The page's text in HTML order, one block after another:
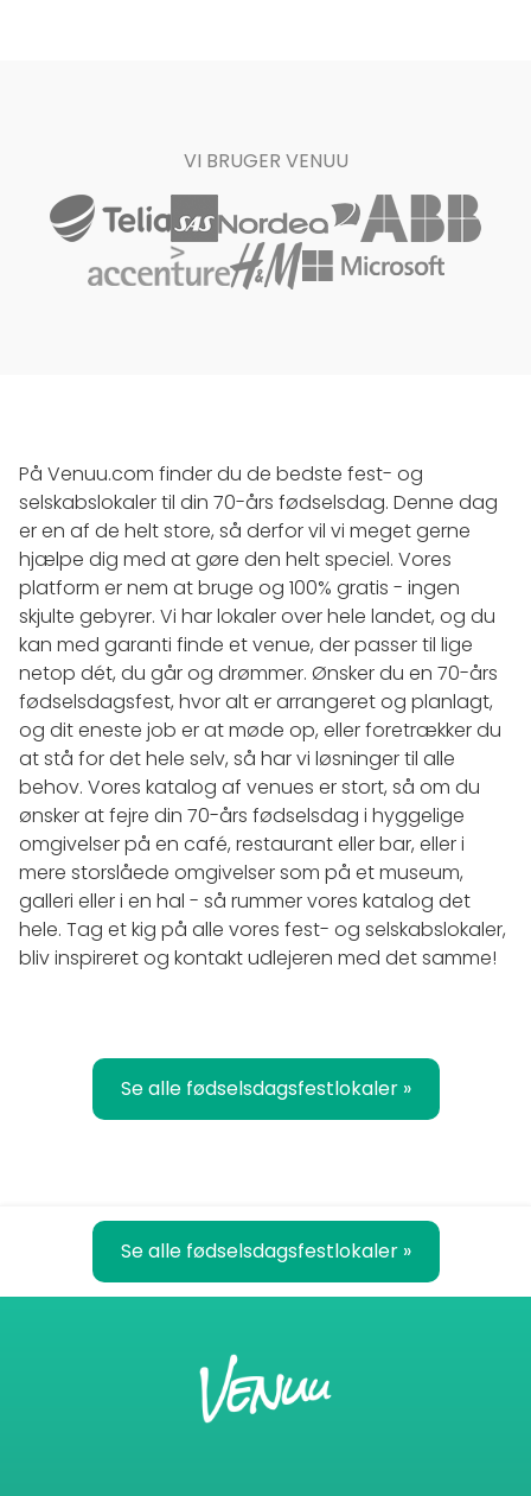
VI BRUGER VENUU
På Venuu.com finder du de bedste fest- og
selskabslokaler til din 70-års fødselsdag. Denne dag
er en af de helt store, så derfor vil vi meget gerne
hjælpe dig med at gøre den helt speciel. Vores
platform er nem at bruge og 100% gratis - ingen
skjulte gebyrer. Vi har lokaler over hele landet, og du
kan med garanti finde et venue, der passer til lige
netop dét, du går og drømmer. Ønsker du en 70-års
fødselsdagsfest, hvor alt er arrangeret og planlagt,
og dit eneste job er at møde op, eller foretrækker du
at stå for det hele selv, så har vi løsninger til alle
behov. Vores katalog af venues er stort, så om du
ønsker at fejre din 70-års fødselsdag i hyggelige
omgivelser på en café, restaurant eller bar, eller i
mere storslåede omgivelser som på et museum,
galleri eller i en hal - så rummer vores katalog det
hele. Tag et kig på alle vores fest- og selskabslokaler,
bliv inspireret og kontakt udlejeren med det samme!
Se alle fødselsdagsfestlokaler »
Se alle fødselsdagsfestlokaler »